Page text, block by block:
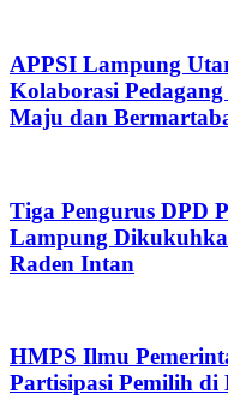
APPSI Lampung
Kolaborasi
Maju dan
Tiga Pengurus DPD
Lampung
Raden Intan
HMPS Ilmu
Partisipasi Pemilih